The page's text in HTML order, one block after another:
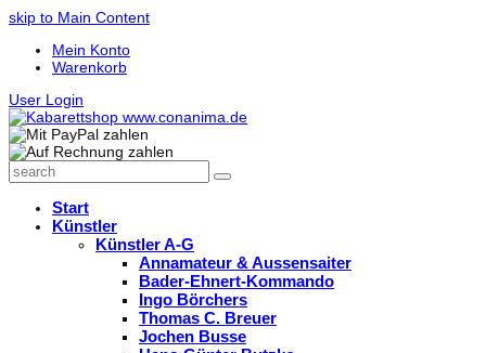
skip to Main Content
Mein Konto
Warenkorb
User Login
search
Search
Start
Künstler
Künstler A-G
Annamateur & Aussensaiter
Bader-Ehnert-Kommando
Ingo Börchers
Thomas C. Breuer
Jochen Busse